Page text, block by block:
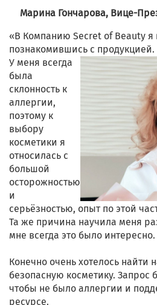
Марина Гончарова, Вице-
«В Компанию Secret of Beauty я
познакомившись с продукцией.
У меня всегда
была
склонность к
аллергии,
поэтому к
выбору
косметики я
относилась с
большой
осторожностью
и
серьёзностью, опыт по этой
Та же причина научила меня
мне всегда это было интересно.
Конечно очень хотелось найти
безопасную косметику. Запрос
чтобы не было аллергии и
ресурсе.